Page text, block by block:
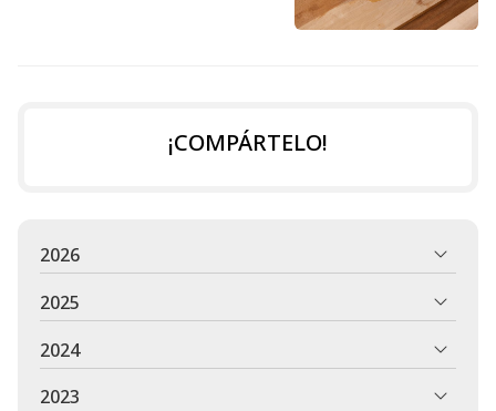
¡COMPÁRTELO!
2026
2025
2024
2023